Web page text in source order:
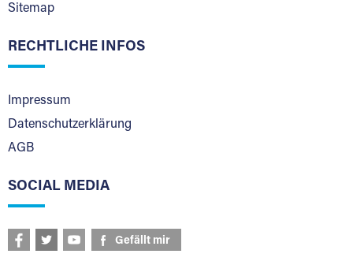
Sitemap
RECHTLICHE INFOS
Impressum
Datenschutzerklärung
AGB
SOCIAL MEDIA
Gefällt mir